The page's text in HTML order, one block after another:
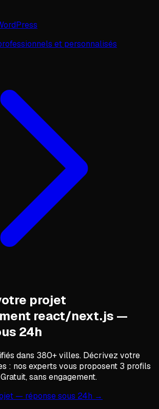
et personnalisés
projet
react/next.js —
24h
dans 380+ villes. Décrivez votre
: nos experts vous proposent 3 profils
sans engagement.
— réponse sous 24h →